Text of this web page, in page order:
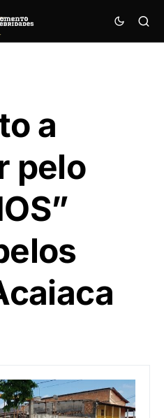
a
pelo